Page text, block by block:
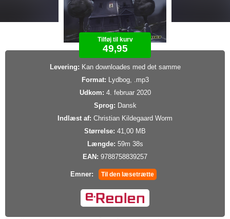
Tilføj til kurv
49,95
Levering: Kan downloades med det samme
Format: Lydbog, .mp3
Udkom: 4. februar 2020
Sprog: Dansk
Indlæst af: Christian Kildegaard Worm
Størrelse: 41,00 MB
Længde: 59m 38s
EAN: 9788758839257
Emner: Til den læsetrætte